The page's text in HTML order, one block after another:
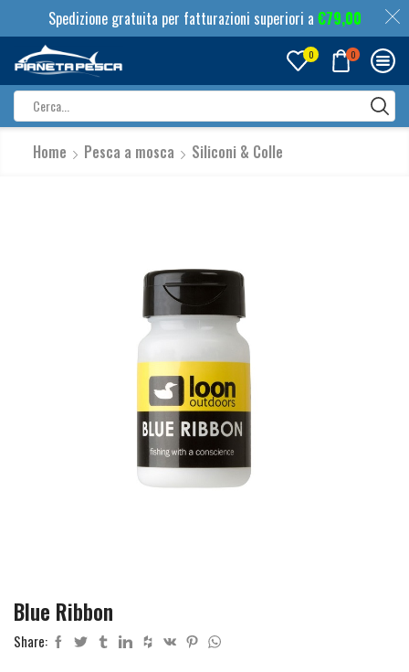
Spedizione gratuita per fatturazioni superiori a €79,00
0 0
input
Home Pesca a mosca Siliconi & Colle
Blue Ribbon
Share: